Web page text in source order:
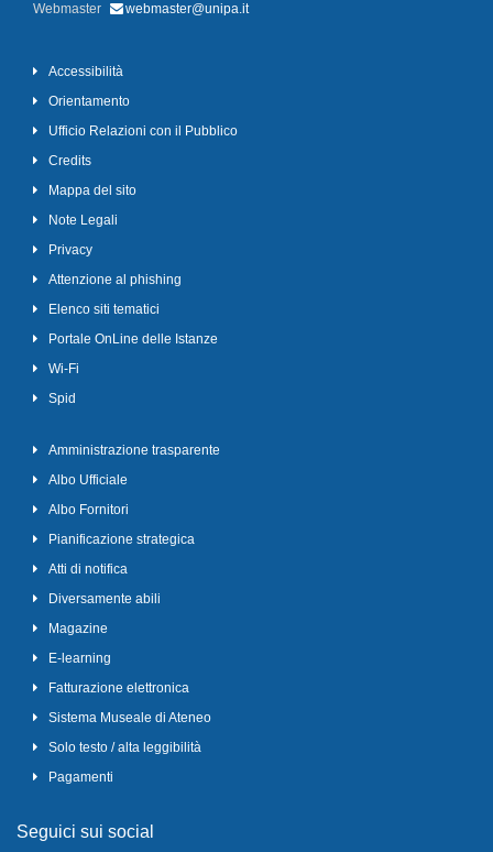
Webmaster
webmaster@unipa.it
Accessibilità
Orientamento
Ufficio Relazioni con il Pubblico
Credits
Mappa del sito
Note Legali
Privacy
Attenzione al phishing
Elenco siti tematici
Portale OnLine delle Istanze
Wi-Fi
Spid
Amministrazione trasparente
Albo Ufficiale
Albo Fornitori
Pianificazione strategica
Atti di notifica
Diversamente abili
Magazine
E-learning
Fatturazione elettronica
Sistema Museale di Ateneo
Solo testo / alta leggibilità
Pagamenti
Seguici sui social